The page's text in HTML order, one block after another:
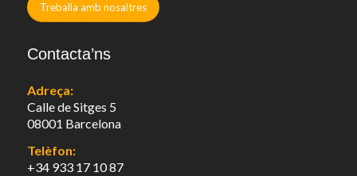
Treballa amb nosaltres
Contacta’ns
Adreça:
Calle de Sitges 5
08001 Barcelona
Telèfon:
+34 933 17 10 87